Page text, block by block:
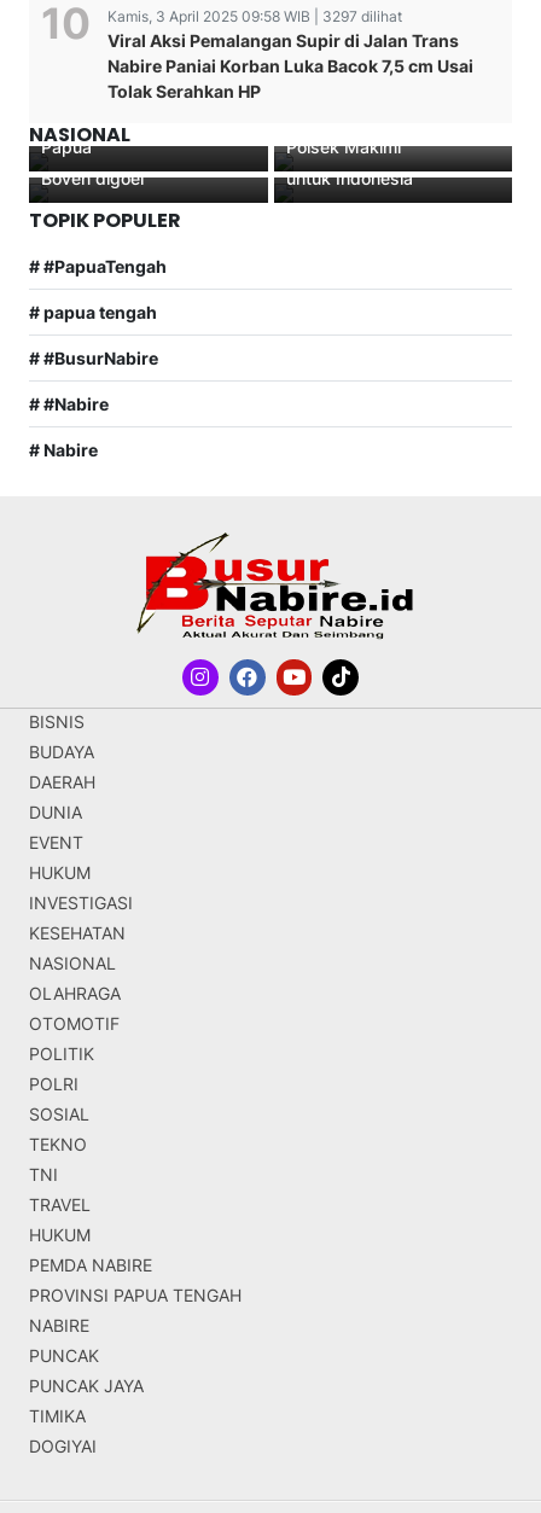
Kamis, 3 April 2025 09:58 WIB | 3297 dilihat
Viral Aksi Pemalangan Supir di Jalan Trans
Nabire Paniai Korban Luka Bacok 7,5 cm Usai
Tolak Serahkan HP
NASIONAL
Sulistyo Berikan
Pembekalan terhadap PJU
Polda dan Satgas Damai
Cartenz Terkait
Papua
Polsek Makimi
KAPOLSEK Hadiri
Pelaksanaan Kontijensi
Kecelakaan Dengan
Penanganan Khusus Di
Boven digoel
Semangat Sumpah
Pemuda 97 Berkobar di
Generasi Muda Bergerak
untuk Indonesia
TOPIK POPULER
# #PapuaTengah
# papua tengah
# #BusurNabire
# #Nabire
# Nabire
BISNIS
BUDAYA
DAERAH
DUNIA
EVENT
HUKUM
INVESTIGASI
KESEHATAN
NASIONAL
OLAHRAGA
OTOMOTIF
POLITIK
POLRI
SOSIAL
TEKNO
TNI
TRAVEL
HUKUM
PEMDA NABIRE
PROVINSI PAPUA TENGAH
NABIRE
PUNCAK
PUNCAK JAYA
TIMIKA
DOGIYAI